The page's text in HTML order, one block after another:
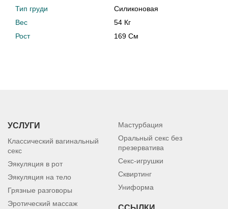
Тип груди
Силиконовая
Вес
54 Кг
Рост
169 См
УСЛУГИ
Классический вагинальный
секс
Эякуляция в рот
Эякуляция на тело
Грязные разговоры
Эротический массаж
Мастурбация
Оральный секс без
презерватива
Секс-игрушки
Сквиртинг
Униформа